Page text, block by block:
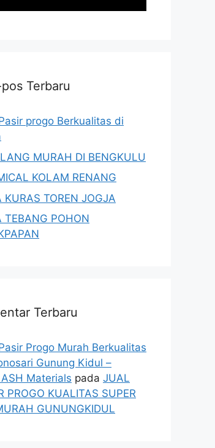
Terbaru
progo Berkualitas di
MURAH DI BENGKULU
KOLAM RENANG
KURAS TOREN JOGJA
TEBANG POHON
Terbaru
Progo Murah Berkualitas
Gunung Kidul –
Materials pada JUAL
PROGO KUALITAS SUPER
GUNUNGKIDUL